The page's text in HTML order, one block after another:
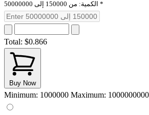
*
Total: $0.866
Buy Now
Minimum: 1000000 Maximum: 1000000000